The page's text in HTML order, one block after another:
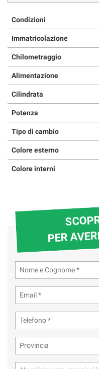
Condizioni
Immatricolazione
Chilometraggio
Alimentazione
Cilindrata
Potenza
Tipo di cambio
Colore esterno
Colore interni
PER